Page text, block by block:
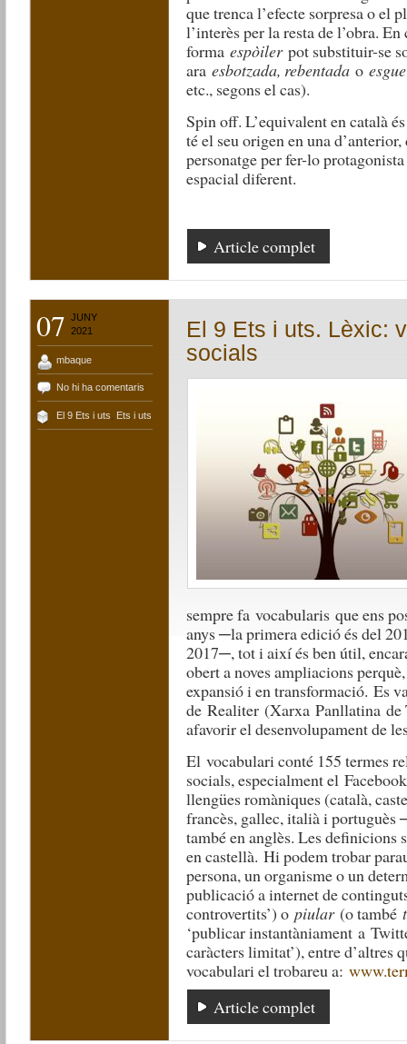
que trenca l’efecte sorpresa o el
l’interès per la resta de l’obra.
formaespòilerpot substituir-se
araesbotzada, rebentadao
etc., segons el cas).
Spin off. L’equivalent en català
té el seu origen en una
personatge per fer-lo
espacial diferent.
Article complet
07
JUNY
2021
mbaque
No hi ha comentaris
El 9 Ets i uts Ets i uts
El 9 Ets i uts. Lèxic:
socials
sempre favocabularisque ens
anys ─la primera edició és del
2017─, tot i així és ben útil,
obert a noves ampliacions perquè,
expansió i en transformació. Es
deRealiter (XarxaPanllatina de
afavorir el desenvolupament de
Elvocabulari conté 155 termes
socials, especialment elFacebook
llengües romàniques (català,
francès, gallec, italià i portuguès
també en anglès. Les definicions
en castellà. Hi podem trobar
persona, un organisme o un
publicació a internet de
controvertits’) opiular(o també
‘publicar instantàniament a
caràcters limitat’), entre d’altres
vocabulari el trobareu a:
Article complet